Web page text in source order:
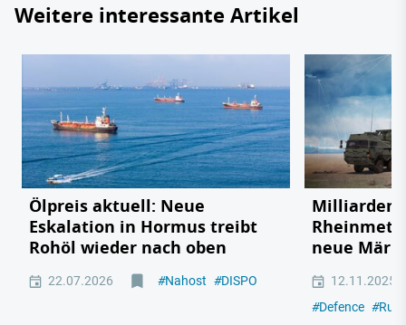
Weitere interessante Artikel
Ölpreis aktuell: Neue
Eskalation in Hormus treibt
Rohöl wieder nach oben
22.07.2026 #Nahost #DISPO
neue
12.11.2025
#Defence #